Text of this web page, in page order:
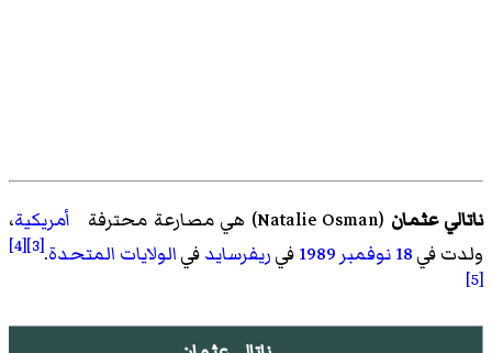
ناتالي عثمان (
Natalie Osman)‏ هي مصارعة محترفة أمريكية،
ولدت في18 نوفمبر 1989فيريفرسايدفيالولايات المتحدة.
[3]
[4]
[5]